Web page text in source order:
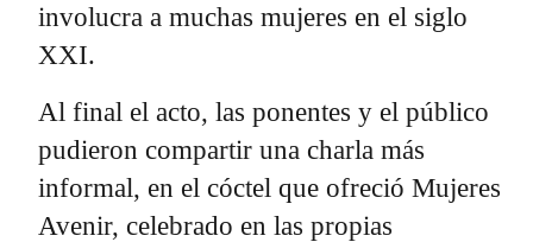
involucra a muchas mujeres en el siglo
XXI.
Al final el acto, las ponentes y el público
pudieron compartir una charla más
informal, en el cóctel que ofreció Mujeres
Avenir, celebrado en las propias